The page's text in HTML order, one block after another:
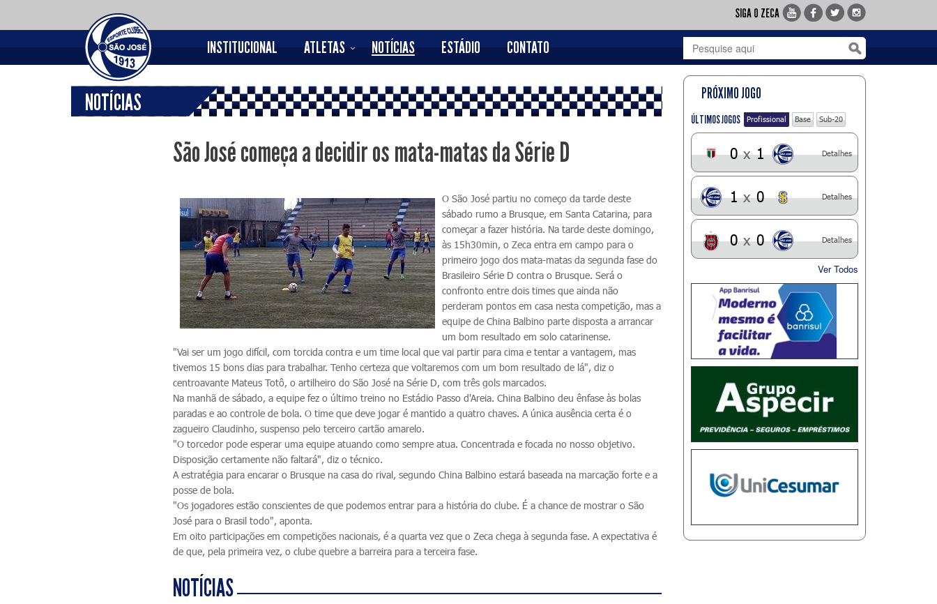
SIGA O ZECA
INSTITUCIONAL ATLETAS NOTÍCIAS ESTÁDIO CONTATO
NOTÍCIAS
São José começa a decidir os mata-matas da Série D
O São José partiu no começo da tarde deste
sábado rumo a Brusque, em Santa Catarina, para
começar a fazer história. Na tarde deste domingo,
às 15h30min, o Zeca entra em campo para o
primeiro jogo dos mata-matas da segunda fase do
Brasileiro Série D contra o Brusque. Será o
confronto entre dois times que ainda não
perderam pontos em casa nesta competição, mas a
equipe de China Balbino parte disposta a arrancar
um bom resultado em solo catarinense.
"Vai ser um jogo difícil, com torcida contra e um time local que vai partir para cima e tentar a vantagem, mas
tivemos 15 bons dias para trabalhar. Tenho certeza que voltaremos com um bom resultado de lá", diz o
centroavante Mateus Totô, o artilheiro do São José na Série D, com três gols marcados.
Na manhã de sábado, a equipe fez o último treino no Estádio Passo d'Areia. China Balbino deu ênfase às bolas
paradas e ao controle de bola. O time que deve jogar é mantido a quatro chaves. A única ausência certa é o
zagueiro Claudinho, suspenso pelo terceiro cartão amarelo.
"O torcedor pode esperar uma equipe atuando como sempre atua. Concentrada e focada no nosso objetivo.
Disposição certamente não faltará", diz o técnico.
A estratégia para encarar o Brusque na casa do rival, segundo China Balbino estará baseada na marcação forte e a
posse de bola.
"Os jogadores estão conscientes de que podemos entrar para a história do clube. É a chance de mostrar o São
José para o Brasil todo", aponta.
Em oito participações em competições nacionais, é a quarta vez que o Zeca chega à segunda fase. A expectativa é
de que, pela primeira vez, o clube quebre a barreira para a terceira fase.
NOTÍCIAS
PRÓXIMO JOGO
ÚLTIMOS JOGOS Profissional Base Sub-20
0 x 1 Detalhes
1 x 0 Detalhes
0 x 0 Detalhes
Ver Todos